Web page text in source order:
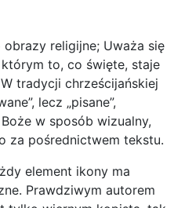
religijne; Uważa się
którym to, co święte, staje
tradycji chrześcijańskiej
lecz „pisane”,
w sposób wizualny,
za pośrednictwem tekstu.
element ikony ma
Prawdziwym autorem